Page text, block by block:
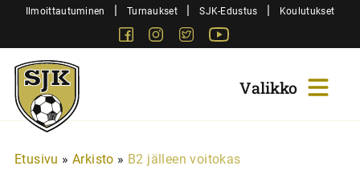
SiirryIlmoittautuminen | Turnaukset | SJK-Edustus | Koulutukset
FacebookInstagram
Twitter
Sjk-
Juniorit
Etusivu » Arkisto » B2 jälleen voitokas